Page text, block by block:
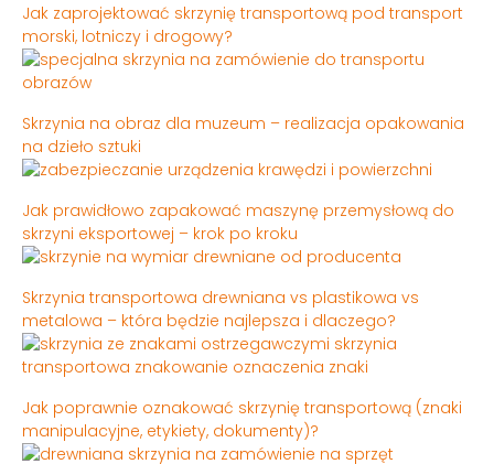
Jak zaprojektować skrzynię transportową pod transport
morski, lotniczy i drogowy?
Skrzynia na obraz dla muzeum – realizacja opakowania
na dzieło sztuki
Jak prawidłowo zapakować maszynę przemysłową do
skrzyni eksportowej – krok po kroku
Skrzynia transportowa drewniana vs plastikowa vs
metalowa – która będzie najlepsza i dlaczego?
Jak poprawnie oznakować skrzynię transportową (znaki
manipulacyjne, etykiety, dokumenty)?